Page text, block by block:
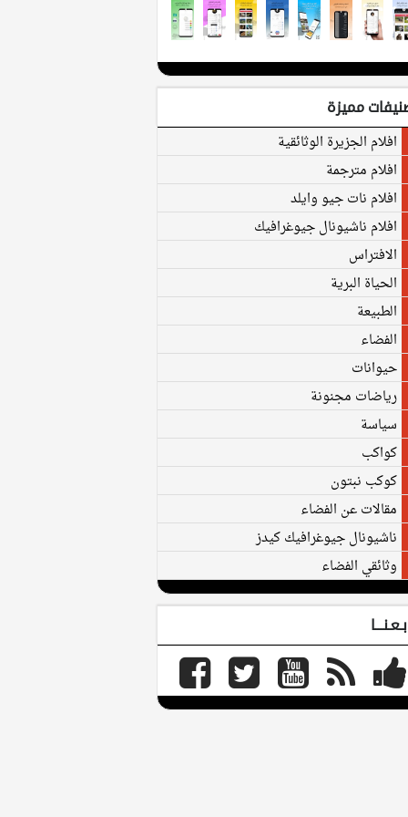
مميزة
افلام الجزيرة الوثائقية
افلام مترجمة
افلام نات جيو وايلد
افلام ناشيونال جيوغرافيك
الافتراس
الحياة البرية
الطبيعة
الفضاء
حيوانات
رياضات مجنونة
سياسة
كواكب
كوكب نبتون
مقالات عن الفضاء
ناشيونال جيوغرافيك كيدز
وثائقي الفضاء